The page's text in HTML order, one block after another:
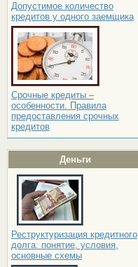
Допустимое количество
кредитов у одного заемщика
Срочные кредиты –
особенности. Правила
предоставления срочных
кредитов
Деньги
Реструктуризация кредитного
долга: понятие, условия,
основные схемы